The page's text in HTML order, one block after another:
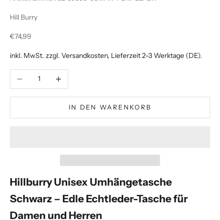
Hill Burry
Angebot
€74,99
inkl. MwSt. zzgl. Versandkosten, Lieferzeit 2-3 Werktage (DE).
Anzahl verringern
IN DEN WARENKORB
Hillburry Unisex Umhängetasche
Schwarz – Edle Echtleder-Tasche für
Damen und Herren